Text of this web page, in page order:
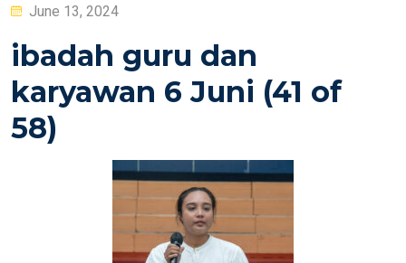
Posted
June 13, 2024
ibadah guru dan
karyawan 6 Juni (41 of
58)